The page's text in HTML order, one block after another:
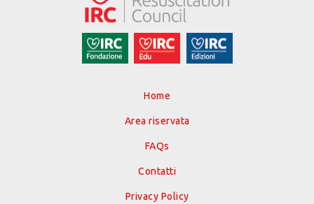
Home
Area riservata
FAQs
Contatti
Privacy Policy